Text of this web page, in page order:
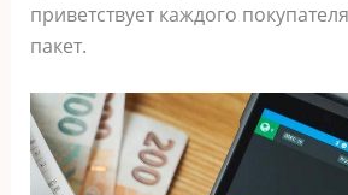
приветствует каждого
пакет.